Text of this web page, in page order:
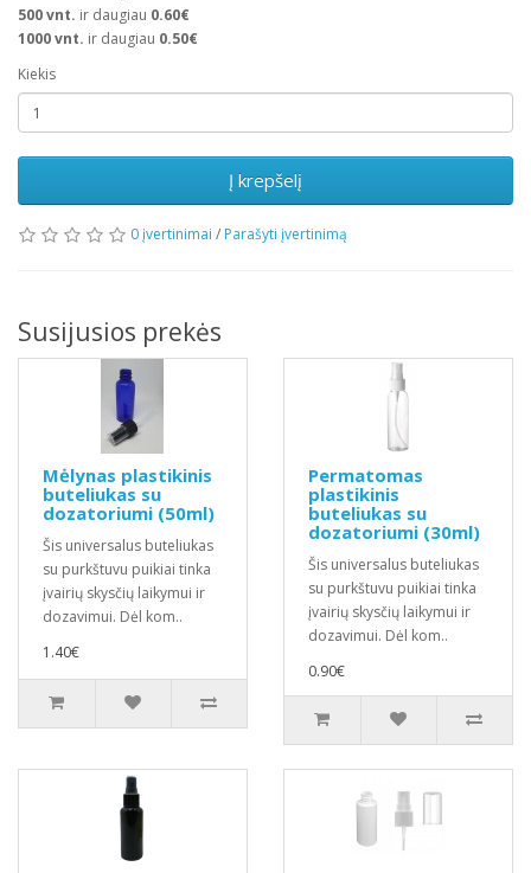
500vnt. ir daugiau 0.60€
1000vnt. ir daugiau 0.50€
Kiekis
Į krepšelį
0 įvertinimai / Parašyti įvertinimą
Susijusios prekės
Mėlynas plastikinis
buteliukas su
dozatoriumi (50ml)
Šis universalus buteliukas
su purkštuvu puikiai tinka
įvairių skysčių laikymui ir
dozavimui. Dėl kom..
1.40€
Permatomas
plastikinis
buteliukas su
dozatoriumi (30ml)
Šis universalus buteliukas
su purkštuvu puikiai tinka
įvairių skysčių laikymui ir
dozavimui. Dėl kom..
0.90€